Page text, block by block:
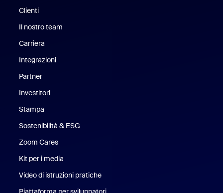
Clienti
Il nostro team
Carriera
Integrazioni
Partner
Investitori
Stampa
Sostenibilità & ESG
Zoom Cares
Kit per i media
Video di istruzioni pratiche